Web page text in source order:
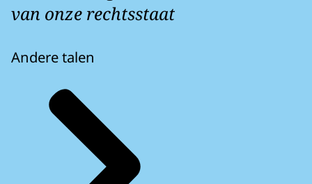
van onze rechtsstaat
Andere talen